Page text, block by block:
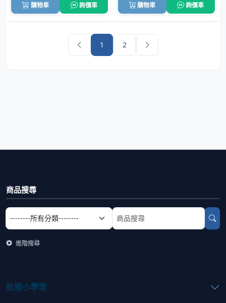
購物車 詢價車 購物車 詢價車
1 2
商品搜尋
選擇商品分類
搜尋商品關鍵字
進階搜尋
批發小學堂